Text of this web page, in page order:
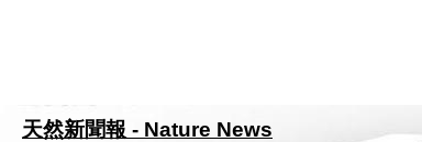
天然新聞報 - Nature News